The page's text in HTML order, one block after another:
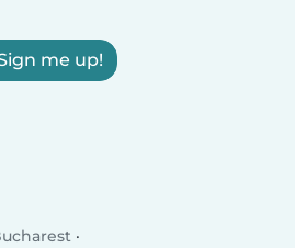
me up!